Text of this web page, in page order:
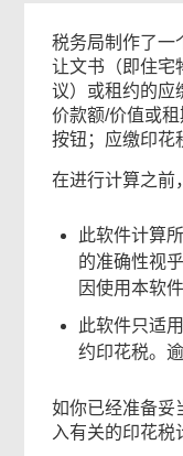
税务局制作了一
让文书（即住宅
议）或租约的应
价款额/价值或租
按钮；应缴印花
在进行计算之前
此软件计算
的准确性视
因使用本软
此软件只适
约印花税。
如你已经准备妥
入有关的印花税